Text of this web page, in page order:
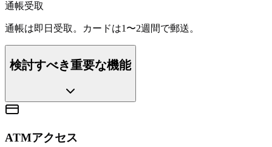
通帳受取
通帳は即日受取。カードは1〜2週間で郵送。
検討すべき重要な機能
ATMアクセス